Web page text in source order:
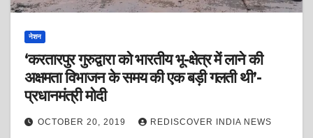
नेशन
‘करतारपुर गुरुद्वारा को भारतीय भू-क्षेत्र में लाने की
अक्षमता विभाजन के समय की एक बड़ी गलती थी’-
प्रधानमंत्री मोदी
OCTOBER 20, 2019 REDISCOVER INDIA NEWS